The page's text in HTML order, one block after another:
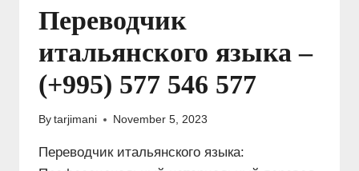
Переводчик
итальянского языка –
(+995) 577 546 577
By tarjimani November 5, 2023
Переводчик итальянского языка: